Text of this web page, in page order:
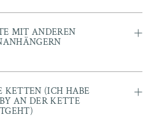
MIT ANDEREN
KETTEN (ICH HABE
AN DER KETTE